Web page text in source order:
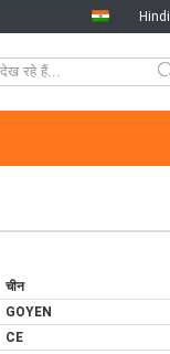
Hindi
चीन
GOYEN
CE